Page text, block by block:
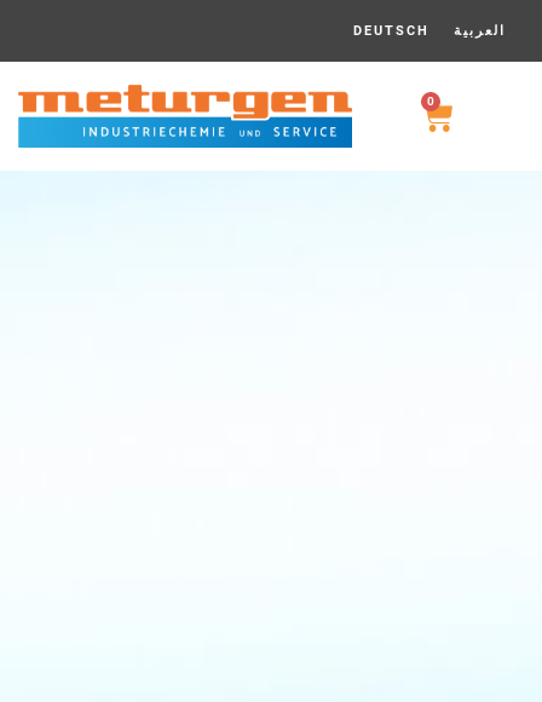
DEUTSCH العربية
0